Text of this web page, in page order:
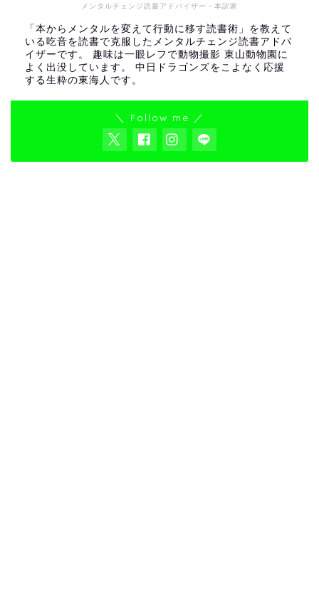
メンタルチェンジ読書アドバイザー・本訳家
「本からメンタルを変えて行動に移す読書術」を教えて
いる吃音を読書で克服したメンタルチェンジ読書アドバ
イザーです。 趣味は一眼レフで動物撮影 東山動物園に
よく出没しています。 中日ドラゴンズをこよなく応援
する生粋の東海人です。
＼ Follow me ／